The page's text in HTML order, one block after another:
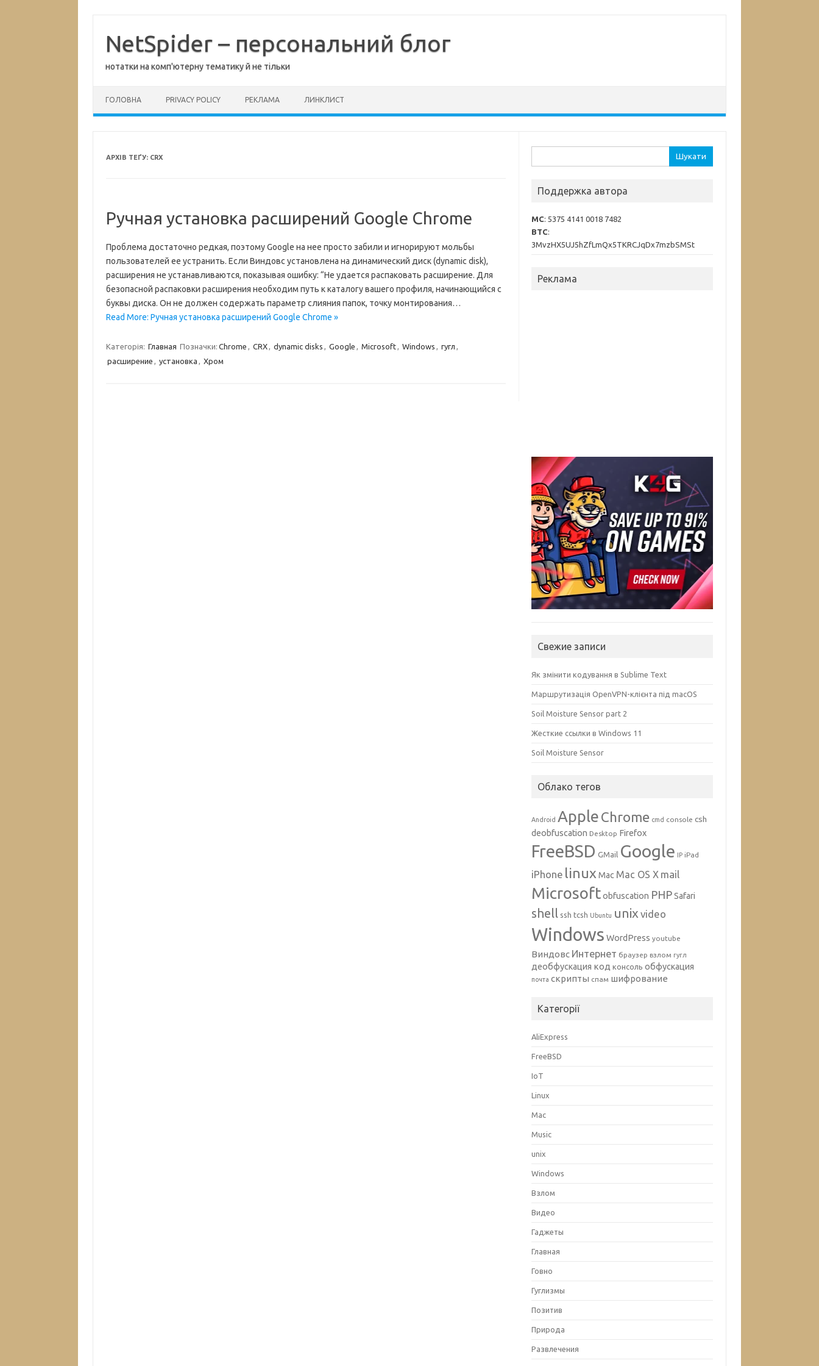
вмістуNetSpider – персональний блог
нотатки на комп'ютерну тематику й не тільки
ГОЛОВНА PRIVACY POLICY РЕКЛАМА ЛИНКЛИСТ
АРХІВ ТЕҐУ: CRX
Ручная установка расширений Google Chrome
Проблема достаточно редкая, поэтому Google на нее просто забили и игнорируют мольбы
пользователей ее устранить. Если Виндовс установлена на динамический диск (dynamic disk),
расширения не устанавливаются, показывая ошибку: “Не удается распаковать расширение. Для
безопасной распаковки расширения необходим путь к каталогу вашего профиля, начинающийся с
буквы диска. Он не должен содержать параметр слияния папок, точку монтирования…
Read More: Ручная установка расширений Google Chrome »
Категорія: Главная Позначки: Chrome , CRX, dynamic disks , Google , Microsoft, Windows , гугл ,
расширение , установка , Хром
Поддержка автора
MC: 5375 4141 0018 7482
BTC:
3MvzHX5UJ5hZfLmQx5TKRCJqDx7mzbSMSt
Реклама
Свежие записи
Як змінити кодування в Sublime Text
Маршрутизація OpenVPN-клієнта під macOS
Soil Moisture Sensor part 2
Жесткие ссылки в Windows 11
Soil Moisture Sensor
Облако тегов
Android Apple Chrome cmd console csh
deobfuscation Desktop Firefox
FreeBSD GMail Google IP iPad
iPhone linux Mac Mac OS X mail
Microsoft obfuscation PHP Safari
shell ssh tcsh Ubuntu unix video
Windows WordPress youtube
Виндовс Интернет браузер взлом гугл
деобфускация код консоль обфускация
почта скрипты спам шифрование
Категорії
AliExpress
FreeBSD
IoT
Linux
Mac
Music
unix
Windows
Взлом
Видео
Гаджеты
Главная
Говно
Гуглизмы
Позитив
Природа
Развлечения